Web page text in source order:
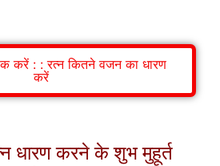
करें : : रत्न कितने वजन का धारण
करें
धारण करने के शुभ मुहूर्त